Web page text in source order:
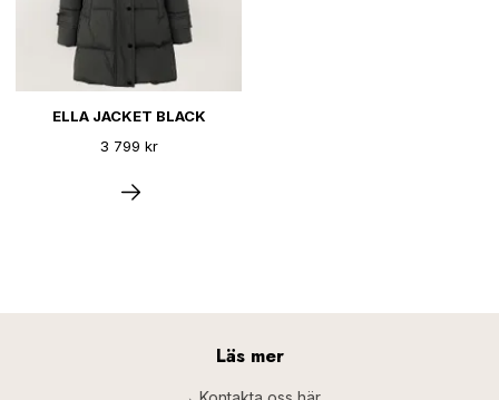
ELLA JACKET BLACK
3 799 kr
Läs mer